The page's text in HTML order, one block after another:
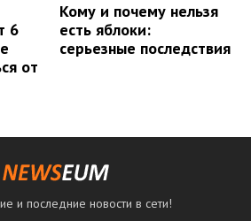
6
от
Кому и почему нельзя
есть яблоки:
серьезные последствия
и последние новости в сети!